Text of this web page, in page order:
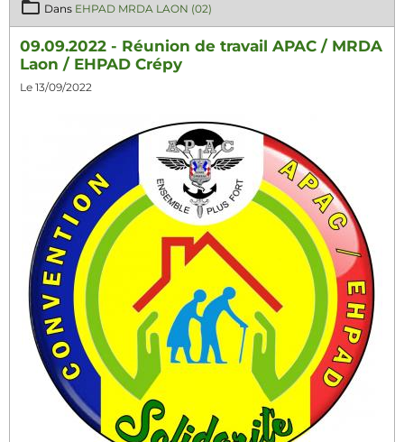
Dans EHPAD MRDA LAON (02)
09.09.2022 - Réunion de travail APAC / MRDA
Laon / EHPAD Crépy
Le 13/09/2022